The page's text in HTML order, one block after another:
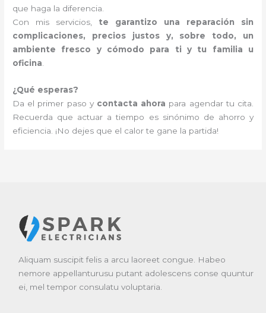
que haga la diferencia.
Con mis servicios, te garantizo una reparación sin
complicaciones, precios justos y, sobre todo, un
ambiente fresco y cómodo para ti y tu familia u
oficina
¿Qué esperas?
Da el primer paso y contacta ahora para agendar tu cita.
Recuerda que actuar a tiempo es sinónimo de ahorro y
eficiencia. ¡No dejes que el calor te gane la partida!
Aliquam suscipit felis a arcu laoreet congue. Habeo
nemore appellanturusu putant adolescens conse quuntur
ei, mel tempor consulatu voluptaria.